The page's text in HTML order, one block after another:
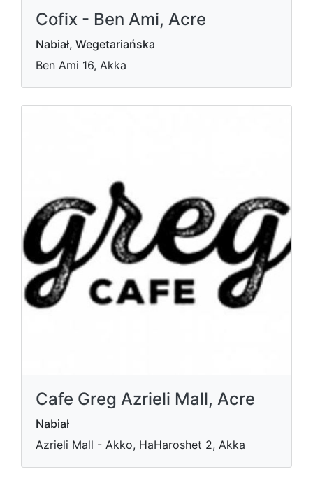
Cofix - Ben Ami, Acre
Nabiał, Wegetariańska
Ben Ami 16, Akka
Cafe Greg Azrieli Mall, Acre
Nabiał
Azrieli Mall - Akko, HaHaroshet 2, Akka